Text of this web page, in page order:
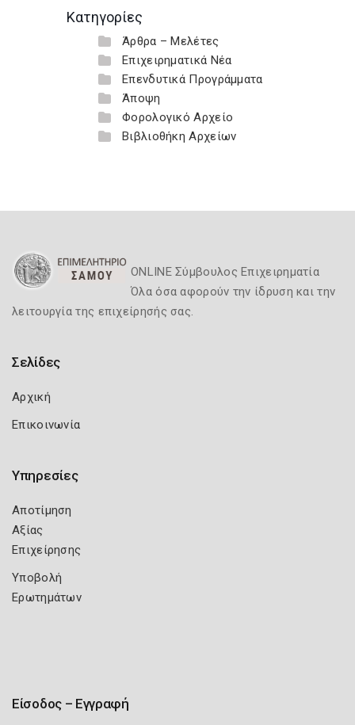
Κατηγορίες
Άρθρα – Μελέτες
Επιχειρηματικά Νέα
Επενδυτικά Προγράμματα
Άποψη
Φορολογικό Αρχείο
Βιβλιοθήκη Αρχείων
ONLINE Σύμβουλος Επιχειρηματία
Όλα όσα αφορούν την ίδρυση και την
λειτουργία της επιχείρησής σας.
Σελίδες
Αρχική
Επικοινωνία
Υπηρεσίες
Αποτίμηση
Αξίας
Επιχείρησης
Υποβολή
Ερωτημάτων
Είσοδος – Εγγραφή